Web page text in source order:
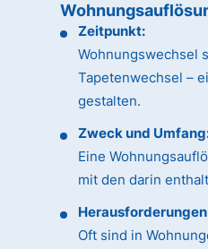
Zeitpunkt:
Wohnungswechsel
Tapetenwechsel –
gestalten.
Zweck und
Eine
mit den darin
Oft sind in